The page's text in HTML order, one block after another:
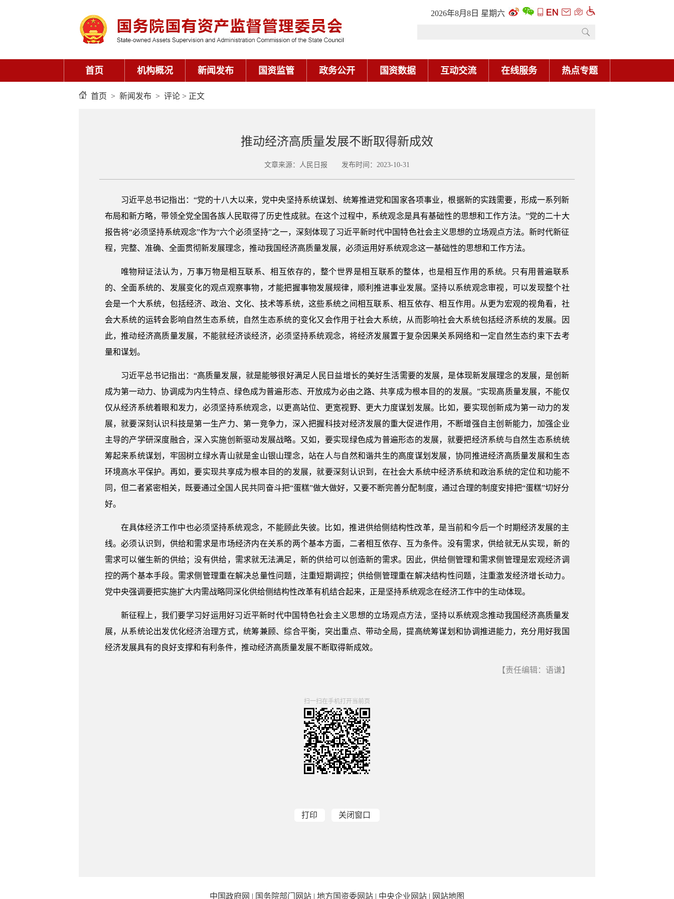
2026年8月8日 星期六
首页 机构概况 新闻发布 国资监管 政务公开 国资数据 互动交流 在线服务 热点专题
首页 > 新闻发布 > 评论 > 正文
推动经济高质量发展不断取得新成效
文章来源：人民日报 发布时间：2023-10-31
习近平总书记指出：“党的十八大以来，党中央坚持系统谋划、统筹推进党和国家各项事业，根据新的实践需要，形成一系列新
布局和新方略，带领全党全国各族人民取得了历史性成就。在这个过程中，系统观念是具有基础性的思想和工作方法。”党的二十大
报告将“必须坚持系统观念”作为“六个必须坚持”之一，深刻体现了习近平新时代中国特色社会主义思想的立场观点方法。新时代新征
程，完整、准确、全面贯彻新发展理念，推动我国经济高质量发展，必须运用好系统观念这一基础性的思想和工作方法。
唯物辩证法认为，万事万物是相互联系、相互依存的，整个世界是相互联系的整体，也是相互作用的系统。只有用普遍联系
的、全面系统的、发展变化的观点观察事物，才能把握事物发展规律，顺利推进事业发展。坚持以系统观念审视，可以发现整个社
会是一个大系统，包括经济、政治、文化、技术等系统，这些系统之间相互联系、相互依存、相互作用。从更为宏观的视角看，社
会大系统的运转会影响自然生态系统，自然生态系统的变化又会作用于社会大系统，从而影响社会大系统包括经济系统的发展。因
此，推动经济高质量发展，不能就经济谈经济，必须坚持系统观念，将经济发展置于复杂因果关系网络和一定自然生态约束下去考
量和谋划。
习近平总书记指出：“高质量发展，就是能够很好满足人民日益增长的美好生活需要的发展，是体现新发展理念的发展，是创新
成为第一动力、协调成为内生特点、绿色成为普遍形态、开放成为必由之路、共享成为根本目的的发展。”实现高质量发展，不能仅
仅从经济系统着眼和发力，必须坚持系统观念，以更高站位、更宽视野、更大力度谋划发展。比如，要实现创新成为第一动力的发
展，就要深刻认识科技是第一生产力、第一竞争力，深入把握科技对经济发展的重大促进作用，不断增强自主创新能力，加强企业
主导的产学研深度融合，深入实施创新驱动发展战略。又如，要实现绿色成为普遍形态的发展，就要把经济系统与自然生态系统统
筹起来系统谋划，牢固树立绿水青山就是金山银山理念，站在人与自然和谐共生的高度谋划发展，协同推进经济高质量发展和生态
环境高水平保护。再如，要实现共享成为根本目的的发展，就要深刻认识到，在社会大系统中经济系统和政治系统的定位和功能不
同，但二者紧密相关，既要通过全国人民共同奋斗把“蛋糕”做大做好，又要不断完善分配制度，通过合理的制度安排把“蛋糕”切好分
好。
在具体经济工作中也必须坚持系统观念，不能顾此失彼。比如，推进供给侧结构性改革，是当前和今后一个时期经济发展的主
线。必须认识到，供给和需求是市场经济内在关系的两个基本方面，二者相互依存、互为条件。没有需求，供给就无从实现，新的
需求可以催生新的供给；没有供给，需求就无法满足，新的供给可以创造新的需求。因此，供给侧管理和需求侧管理是宏观经济调
控的两个基本手段。需求侧管理重在解决总量性问题，注重短期调控；供给侧管理重在解决结构性问题，注重激发经济增长动力。
党中央强调要把实施扩大内需战略同深化供给侧结构性改革有机结合起来，正是坚持系统观念在经济工作中的生动体现。
新征程上，我们要学习好运用好习近平新时代中国特色社会主义思想的立场观点方法，坚持以系统观念推动我国经济高质量发
展，从系统论出发优化经济治理方式，统筹兼顾、综合平衡，突出重点、带动全局，提高统筹谋划和协调推进能力，充分用好我国
经济发展具有的良好支撑和有利条件，推动经济高质量发展不断取得新成效。
【责任编辑：语谦】
扫一扫在手机打开当前页
打印 关闭窗口